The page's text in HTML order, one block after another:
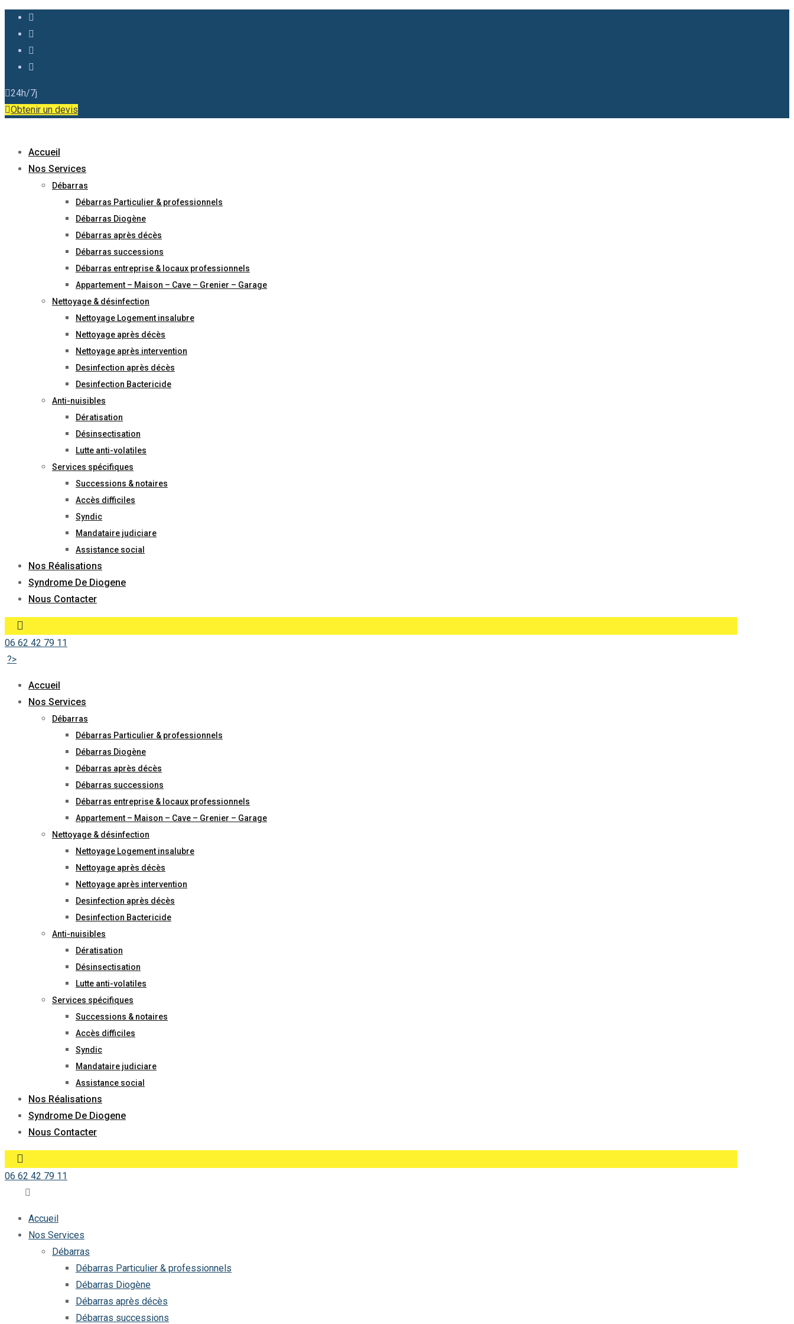
24h/7j
Obtenir un devis
Accueil
Nos Services
Débarras
Débarras Particulier & professionnels
Débarras Diogène
Débarras après décès
Débarras successions
Débarras entreprise & locaux professionnels
Appartement – Maison – Cave – Grenier – Garage
Nettoyage & désinfection
Nettoyage Logement insalubre
Nettoyage après décès
Nettoyage après intervention
Desinfection après décès
Desinfection Bactericide
Anti-nuisibles
Dératisation
Désinsectisation
Lutte anti-volatiles
Services spécifiques
Successions & notaires
Accès difficiles
Syndic
Mandataire judiciare
Assistance social
Nos Réalisations
Syndrome De Diogene
Nous Contacter
06 62 42 79 11
?>
Accueil
Nos Services
Débarras
Débarras Particulier & professionnels
Débarras Diogène
Débarras après décès
Débarras successions
Débarras entreprise & locaux professionnels
Appartement – Maison – Cave – Grenier – Garage
Nettoyage & désinfection
Nettoyage Logement insalubre
Nettoyage après décès
Nettoyage après intervention
Desinfection après décès
Desinfection Bactericide
Anti-nuisibles
Dératisation
Désinsectisation
Lutte anti-volatiles
Services spécifiques
Successions & notaires
Accès difficiles
Syndic
Mandataire judiciare
Assistance social
Nos Réalisations
Syndrome De Diogene
Nous Contacter
06 62 42 79 11
Accueil
Nos Services
Débarras
Débarras Particulier & professionnels
Débarras Diogène
Débarras après décès
Débarras successions